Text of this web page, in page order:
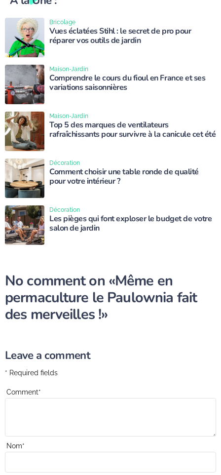
Vues éclatées Stihl : le secret de pro pour
réparer vos outils de jardin
Bricolage
Comprendre le cours du fioul en France et ses
variations saisonnières
Maison-Jardin
Top 5 des marques de ventilateurs
rafraîchissants pour survivre à la canicule cet été
Maison-Jardin
Comment choisir une table ronde de qualité
pour votre intérieur ?
Décoration
Les pièges qui font exploser le budget de votre
salon de jardin
Décoration
No comment on «Même en
permaculture le Paulownia fait
des merveilles !»
Leave a comment
* Required fields
Comment*
Nom*